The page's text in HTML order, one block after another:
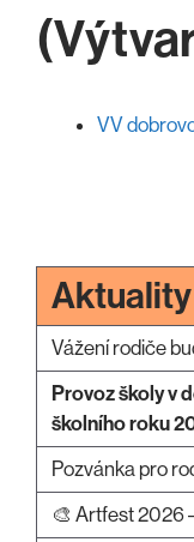
VV
Aktuality
Vážení rodiče
Provoz školy v
školního roku
Pozvánka pro
🎨 Artfest 2026